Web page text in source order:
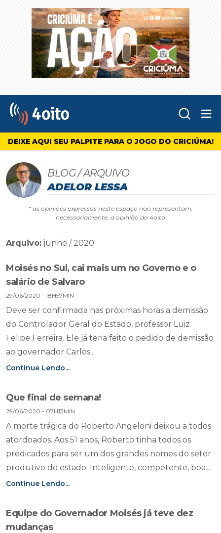
4oito
DEIXE AQUI SEU PALPITE PARA O JOGO DO CRICIÚMA!
BLOG / ARQUIVO
ADELOR LESSA
* as opiniões expressas neste espaço não representam,
necessariamente, a opinião do 4oito
Arquivo: junho / 2020
Moisés no Sul, cai mais um no Governo e o
salário de Salvaro
29/06/2020 - 18H57MIN
Deve ser confirmada nas próximas horas a demissão
do Controlador Geral do Estado, professor Luiz
Felipe Ferreira. Ele já teria feito o pedido de demissão
ao governador Carlos...
Continue Lendo...
Que final de semana!
29/06/2020 - 07H13MIN
A morte trágica do Roberto Angeloni deixou a todos
atordoados. Aos 51 anos, Roberto tinha todos os
predicados para ser um dos grandes nomes do setor
produtivo do estado. Inteligente, competente, boa...
Continue Lendo...
Equipe do Governador Moisés já teve dez
mudanças